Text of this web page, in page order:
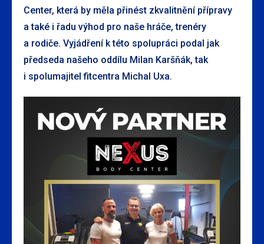
Center, která by měla přinést zkvalitnění přípravy
a také i řadu výhod pro naše hráče, trenéry
a rodiče. Vyjádření k této spolupráci podal jak
předseda našeho oddílu Milan Karšňák, tak
i spolumajitel fitcentra Michal Uxa.